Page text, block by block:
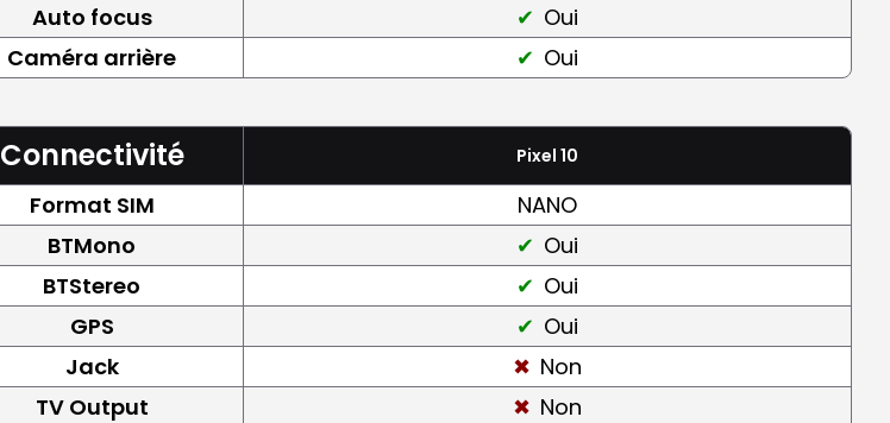
Auto focus
Oui
Caméra arrière Oui
Connectivité Pixel 10
Format SIM
NANO
BTMono
Oui
BTStereo
Oui
GPS
Oui
Jack
Non
TV Output
Non